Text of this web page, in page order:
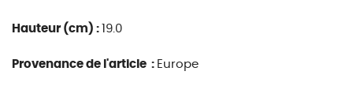
Hauteur (cm) : 19.0
Provenance de l'article : Europe